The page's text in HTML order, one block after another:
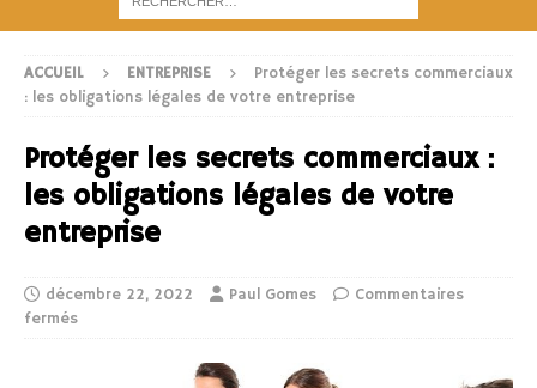
ACCUEIL ENTREPRISE
Protéger les secrets commerciaux
: les obligations légales de votre entreprise
Protéger les secrets commerciaux :
les obligations légales de votre
entreprise
décembre 22, 2022 Paul Gomes
Commentaires
fermés